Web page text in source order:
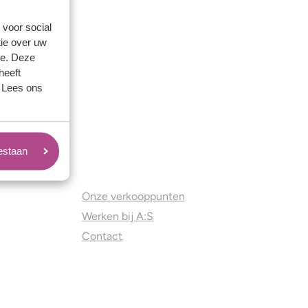
voor social
over uw
Deze
ons
Onze verkooppunten
Werken bij A:S
Contact